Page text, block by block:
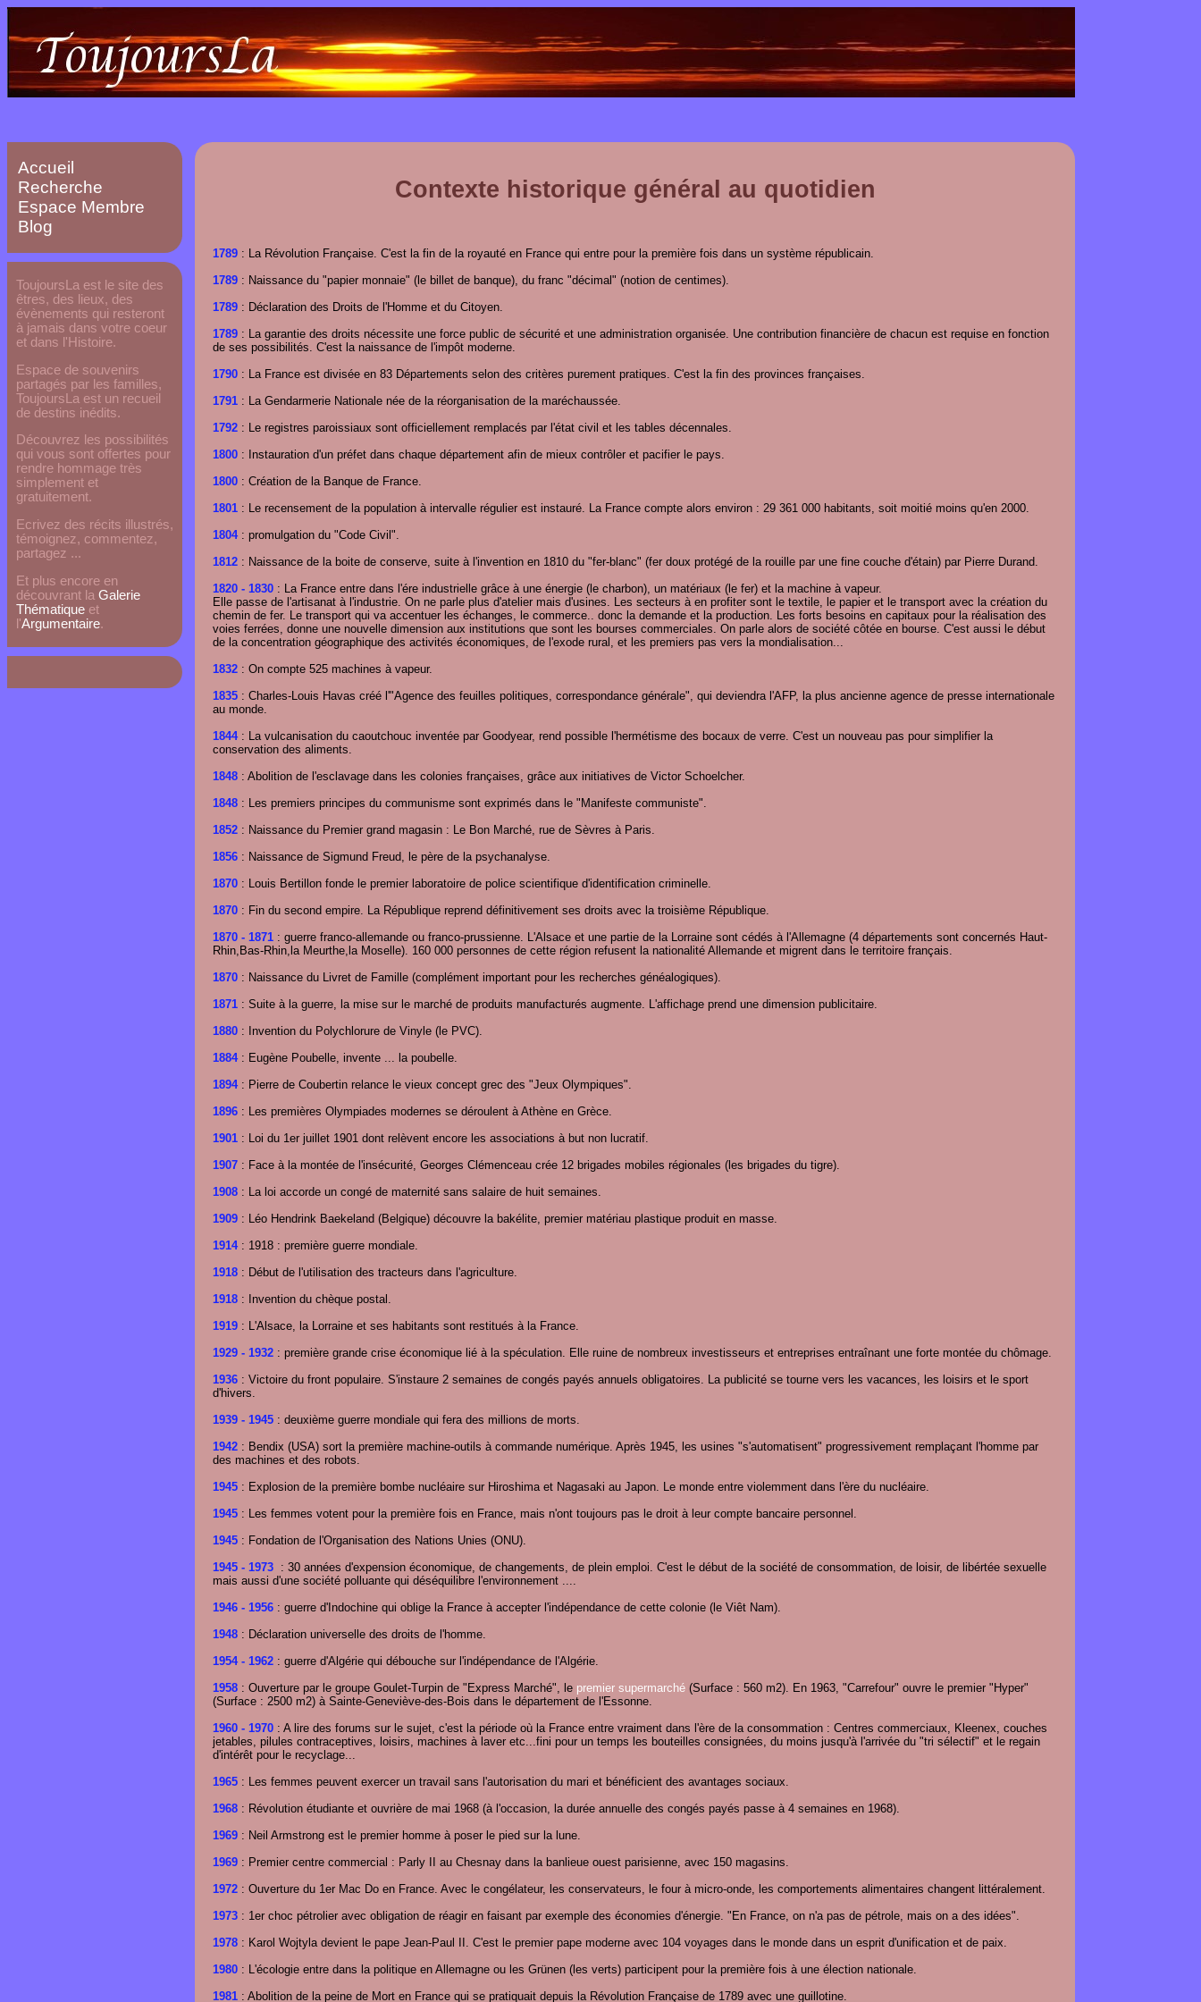
Accueil
Recherche
Espace Membre
Blog
ToujoursLa est le site des
êtres, des lieux, des
évènements qui resteront
à jamais dans votre coeur
et dans l'Histoire.
Espace de souvenirs
partagés par les familles,
ToujoursLa est un recueil
de destins inédits.
Découvrez les possibilités
qui vous sont offertes pour
rendre hommage très
simplement et
gratuitement.
Ecrivez des récits illustrés,
témoignez, commentez,
partagez ...
Et plus encore en
découvrant la Galerie
Thématique et
l'Argumentaire.
Contexte historique général au quotidien
1789 : La Révolution Française. C'est la fin de la royauté en France qui entre pour la première fois dans un système républicain.
1789 : Naissance du "papier monnaie" (le billet de banque), du franc "décimal" (notion de centimes).
1789 : Déclaration des Droits de l'Homme et du Citoyen.
1789 : La garantie des droits nécessite une force public de sécurité et une administration organisée. Une contribution financière de chacun est requise en fonction
de ses possibilités. C'est la naissance de l'impôt moderne.
1790 : La France est divisée en 83 Départements selon des critères purement pratiques. C'est la fin des provinces françaises.
1791 : La Gendarmerie Nationale née de la réorganisation de la maréchaussée.
1792 : Le registres paroissiaux sont officiellement remplacés par l'état civil et les tables décennales.
1800 : Instauration d'un préfet dans chaque département afin de mieux contrôler et pacifier le pays.
1800 : Création de la Banque de France.
1801 : Le recensement de la population à intervalle régulier est instauré. La France compte alors environ : 29 361 000 habitants, soit moitié moins qu'en 2000.
1804: promulgation du "Code Civil".
1812 : Naissance de la boite de conserve, suite à l'invention en 1810 du "fer-blanc" (fer doux protégé de la rouille par une fine couche d'étain) par Pierre Durand.
1820 - 1830 : La France entre dans l'ére industrielle grâce à une énergie (le charbon), un matériaux (le fer) et la machine à vapeur.
Elle passe de l'artisanat à l'industrie. On ne parle plus d'atelier mais d'usines. Les secteurs à en profiter sont le textile, le papier et le transport avec la création du
chemin de fer. Le transport qui va accentuer les échanges, le commerce.. donc la demande et la production. Les forts besoins en capitaux pour la réalisation des
voies ferrées, donne une nouvelle dimension aux institutions que sont les bourses commerciales. On parle alors de société côtée en bourse. C'est aussi le début
de la concentration géographique des activités économiques, de l'exode rural, et les premiers pas vers la mondialisation...
1832 : On compte 525 machines à vapeur.
1835 : Charles-Louis Havas créé l'"Agence des feuilles politiques, correspondance générale", qui deviendra l'AFP, la plus ancienne agence de presse internationale
au monde.
1844: La vulcanisation du caoutchouc inventée par Goodyear, rend possible l'hermétisme des bocaux de verre. C'est un nouveau pas pour simplifier la
conservation des aliments.
1848 : Abolition de l'esclavage dans les colonies françaises, grâce aux initiatives de Victor Schoelcher.
1848 : Les premiers principes du communisme sont exprimés dans le "Manifeste communiste".
1852 : Naissance du Premier grand magasin : Le Bon Marché, rue de Sèvres à Paris.
1856 : Naissance de Sigmund Freud, le père de la psychanalyse.
1870 : Louis Bertillon fonde le premier laboratoire de police scientifique d'identification criminelle.
1870 : Fin du second empire. La République reprend définitivement ses droits avec la troisième République.
1870 - 1871 : guerre franco-allemande ou franco-prussienne. L'Alsace et une partie de la Lorraine sont cédés à l'Allemagne (4 départements sont concernés Haut-
Rhin,Bas-Rhin,la Meurthe,la Moselle). 160 000 personnes de cette région refusent la nationalité Allemande et migrent dans le territoire français.
1870 : Naissance du Livret de Famille (complément important pour les recherches généalogiques).
1871 : Suite à la guerre, la mise sur le marché de produits manufacturés augmente. L'affichage prend une dimension publicitaire.
1880 : Invention du Polychlorure de Vinyle (le PVC).
1884: Eugène Poubelle, invente ... la poubelle.
1894: Pierre de Coubertin relance le vieux concept grec des "Jeux Olympiques".
1896 : Les premières Olympiades modernes se déroulent à Athène en Grèce.
1901 : Loi du 1er juillet 1901 dont relèvent encore les associations à but non lucratif.
1907 : Face à la montée de l'insécurité, Georges Clémenceau crée 12 brigades mobiles régionales (les brigades du tigre).
1908 : La loi accorde un congé de maternité sans salaire de huit semaines.
1909 : Léo Hendrink Baekeland (Belgique) découvre la bakélite, premier matériau plastique produit en masse.
1914: 1918 : première guerre mondiale.
1918 : Début de l'utilisation des tracteurs dans l'agriculture.
1918 : Invention du chèque postal.
1919 : L'Alsace, la Lorraine et ses habitants sont restitués à la France.
1929 - 1932 : première grande crise économique lié à la spéculation. Elle ruine de nombreux investisseurs et entreprises entraînant une forte montée du chômage.
1936 : Victoire du front populaire. S'instaure 2 semaines de congés payés annuels obligatoires. La publicité se tourne vers les vacances, les loisirs et le sport
d'hivers.
1939 - 1945 : deuxième guerre mondiale qui fera des millions de morts.
1942 : Bendix (USA) sort la première machine-outils à commande numérique. Après 1945, les usines "s'automatisent" progressivement remplaçant l'homme par
des machines et des robots.
1945 : Explosion de la première bombe nucléaire sur Hiroshima et Nagasaki au Japon. Le monde entre violemment dans l'ère du nucléaire.
1945 : Les femmes votent pour la première fois en France, mais n'ont toujours pas le droit à leur compte bancaire personnel.
1945 : Fondation de l'Organisation des Nations Unies (ONU).
1945 - 1973 : 30 années d'expension économique, de changements, de plein emploi. C'est le début de la société de consommation, de loisir, de libértée sexuelle
mais aussi d'une société polluante qui déséquilibre l'environnement ....
1946 - 1956 : guerre d'Indochine qui oblige la France à accepter l'indépendance de cette colonie (le Viêt Nam).
1948 : Déclaration universelle des droits de l'homme.
1954 - 1962 : guerre d'Algérie qui débouche sur l'indépendance de l'Algérie.
1958 : Ouverture par le groupe Goulet-Turpin de "Express Marché", le premier supermarché (Surface : 560 m2). En 1963, "Carrefour" ouvre le premier "Hyper"
(Surface : 2500 m2) à Sainte-Geneviève-des-Bois dans le département de l'Essonne.
1960 - 1970 : A lire des forums sur le sujet, c'est la période où la France entre vraiment dans l'ère de la consommation : Centres commerciaux, Kleenex, couches
jetables, pilules contraceptives, loisirs, machines à laver etc...fini pour un temps les bouteilles consignées, du moins jusqu'à l'arrivée du "tri sélectif" et le regain
d'intérêt pour le recyclage...
1965 : Les femmes peuvent exercer un travail sans l'autorisation du mari et bénéficient des avantages sociaux.
1968 : Révolution étudiante et ouvrière de mai 1968 (à l'occasion, la durée annuelle des congés payés passe à 4 semaines en 1968).
1969 : Neil Armstrong est le premier homme à poser le pied sur la lune.
1969 : Premier centre commercial : Parly II au Chesnay dans la banlieue ouest parisienne, avec 150 magasins.
1972 : Ouverture du 1er Mac Do en France. Avec le congélateur, les conservateurs, le four à micro-onde, les comportements alimentaires changent littéralement.
1973 : 1er choc pétrolier avec obligation de réagir en faisant par exemple des économies d'énergie. "En France, on n'a pas de pétrole, mais on a des idées".
1978 : Karol Wojtyla devient le pape Jean-Paul II. C'est le premier pape moderne avec 104 voyages dans le monde dans un esprit d'unification et de paix.
1980 : L'écologie entre dans la politique en Allemagne ou les Grünen (les verts) participent pour la première fois à une élection nationale.
1981 : Abolition de la peine de Mort en France qui se pratiquait depuis la Révolution Française de 1789 avec une guillotine.